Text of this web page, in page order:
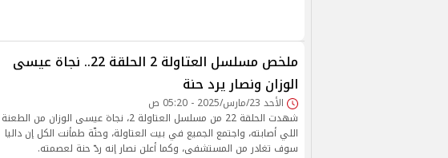
ملخص مسلسل العتاولة 2 الحلقة 22.. نجاة عيسى
الوزان ونصار يرد حنة
الأحد 23/مارس/2025 - 05:20 ص
شهدت الحلقة 22 من مسلسل العتاولة 2، نجاة عيسى الوزان من الطعنة
اللي أصابته، واجتمع الجميع في بيت العتاولة، وحنّة طمأنت الكل إن داليا
سوف تغادر من المستشفى، وكما أعلن نصار إنه ردّ حنة لعصمته.